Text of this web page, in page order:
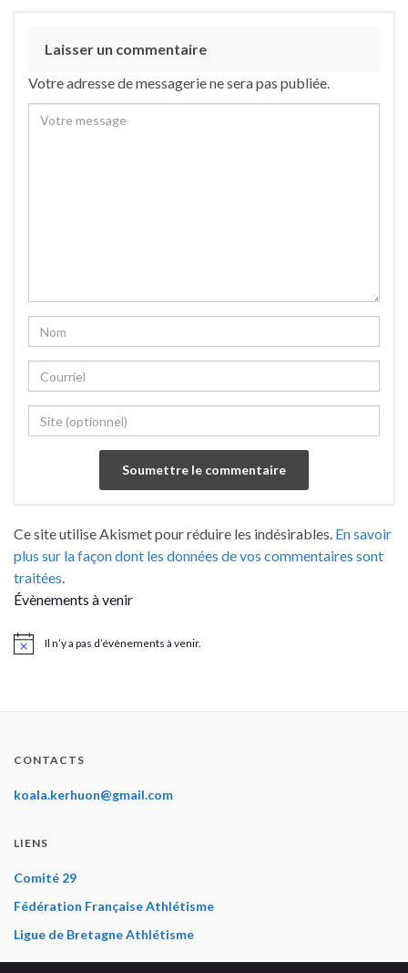
Laisser un commentaire
Votre adresse de messagerie ne sera pas publiée.
Ce site utilise Akismet pour réduire les indésirables. En savoir
plus sur la façon dont les données de vos commentaires sont
traitées.
Évènements à venir
NoticeIl n’y a pas d’évènements à venir.
CONTACTS
koala.kerhuon@gmail.com
LIENS
Comité 29
Fédération Française Athlétisme
Ligue de Bretagne Athlétisme